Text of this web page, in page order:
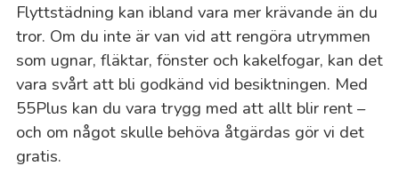
Flyttstädning kan ibland vara mer krävande än du
tror. Om du inte är van vid att rengöra utrymmen
som ugnar, fläktar, fönster och kakelfogar, kan det
vara svårt att bli godkänd vid besiktningen. Med
55Plus kan du vara trygg med att allt blir rent –
och om något skulle behöva åtgärdas gör vi det
gratis.